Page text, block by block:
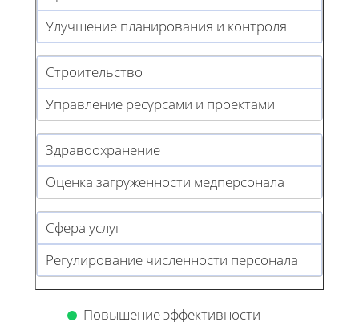
Улучшение планирования и контроля
Строительство
Управление ресурсами и проектами
Здравоохранение
Оценка загруженности медперсонала
Сфера услуг
Регулирование численности персонала
Повышение эффективности